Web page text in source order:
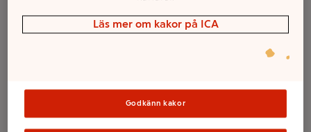
vattenmelon Sockerfri
50cl Festis
Välj butik
Värmdö Musteri
Välj butik
Läs mer om kakor på ICA
Godkänn kakor